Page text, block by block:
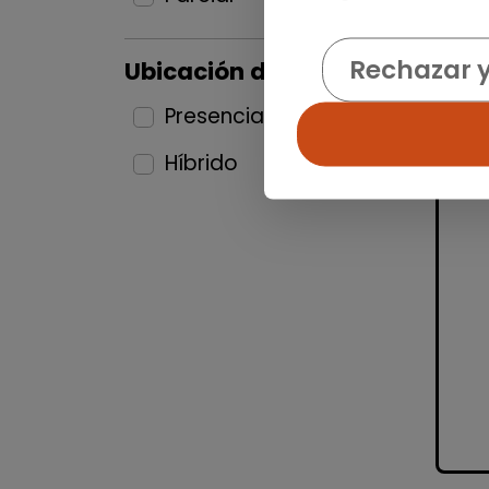
Ubicación del puesto
Presencial
Híbrido
9
Rechazar